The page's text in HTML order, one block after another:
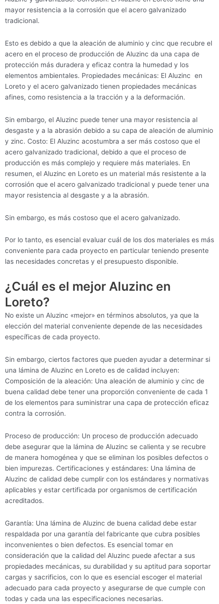
mayor resistencia a la corrosión que el acero galvanizado
tradicional.
Esto es debido a que la aleación de aluminio y cinc que recubre el
acero en el proceso de producción de Aluzinc da una capa de
protección más duradera y eficaz contra la humedad y los
elementos ambientales. Propiedades mecánicas: El Aluzinc en
Loreto y el acero galvanizado tienen propiedades mecánicas
afines, como resistencia a la tracción y a la deformación.
Sin embargo, el Aluzinc puede tener una mayor resistencia al
desgaste y a la abrasión debido a su capa de aleación de aluminio
y zinc. Costo: El Aluzinc acostumbra a ser más costoso que el
acero galvanizado tradicional, debido a que el proceso de
producción es más complejo y requiere más materiales. En
resumen, el Aluzinc en Loreto es un material más resistente a la
corrosión que el acero galvanizado tradicional y puede tener una
mayor resistencia al desgaste y a la abrasión.
Sin embargo, es más costoso que el acero galvanizado.
Por lo tanto, es esencial evaluar cuál de los dos materiales es más
conveniente para cada proyecto en particular teniendo presente
las necesidades concretas y el presupuesto disponible.
¿Cuál es el mejor Aluzinc en
Loreto?
No existe un Aluzinc «mejor» en términos absolutos, ya que la
elección del material conveniente depende de las necesidades
específicas de cada proyecto.
Sin embargo, ciertos factores que pueden ayudar a determinar si
una lámina de Aluzinc en Loreto es de calidad incluyen:
Composición de la aleación: Una aleación de aluminio y cinc de
buena calidad debe tener una proporción conveniente de cada 1
de los elementos para suministrar una capa de protección eficaz
contra la corrosión.
Proceso de producción: Un proceso de producción adecuado
debe asegurar que la lámina de Aluzinc se calienta y se recubre
de manera homogénea y que se eliminan los posibles defectos o
bien impurezas. Certificaciones y estándares: Una lámina de
Aluzinc de calidad debe cumplir con los estándares y normativas
aplicables y estar certificada por organismos de certificación
acreditados.
Garantía: Una lámina de Aluzinc de buena calidad debe estar
respaldada por una garantía del fabricante que cubra posibles
inconvenientes o bien defectos. Es esencial tomar en
consideración que la calidad del Aluzinc puede afectar a sus
propiedades mecánicas, su durabilidad y su aptitud para soportar
cargas y sacrificios, con lo que es esencial escoger el material
adecuado para cada proyecto y asegurarse de que cumple con
todas y cada una las especificaciones necesarias.